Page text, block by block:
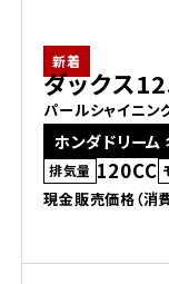
新着
ダックス
パールシャイニン
ホンダドリーム
排気量 120CC
現金販売価格（消
ホンダド
ホンダド
ホンダド